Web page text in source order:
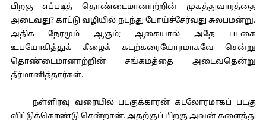
பிறகு எப்படித் தொண்டைமானாற்றின் முகத்துவாரத்தை
அடைவது? காட்டு வழியில் நடந்து போய்ச்சேர்வது சுலபமன்று.
அதிக நேரமும் ஆகும்; ஆகையால் அதே படகை
உபயோகித்துக் கீழைக் கடற்கரையோரமாகவே சென்று
தொண்டைமானாற்றின் சங்கமத்தை அடைவதென்று
தீர்மானித்தார்கள்.
நள்ளிரவு வரையில் படகுக்காரன் கடலோரமாகப் படகு
விட்டுக்கொண்டு சென்றான். அதற்குப் பிறகு அவன் களைத்து